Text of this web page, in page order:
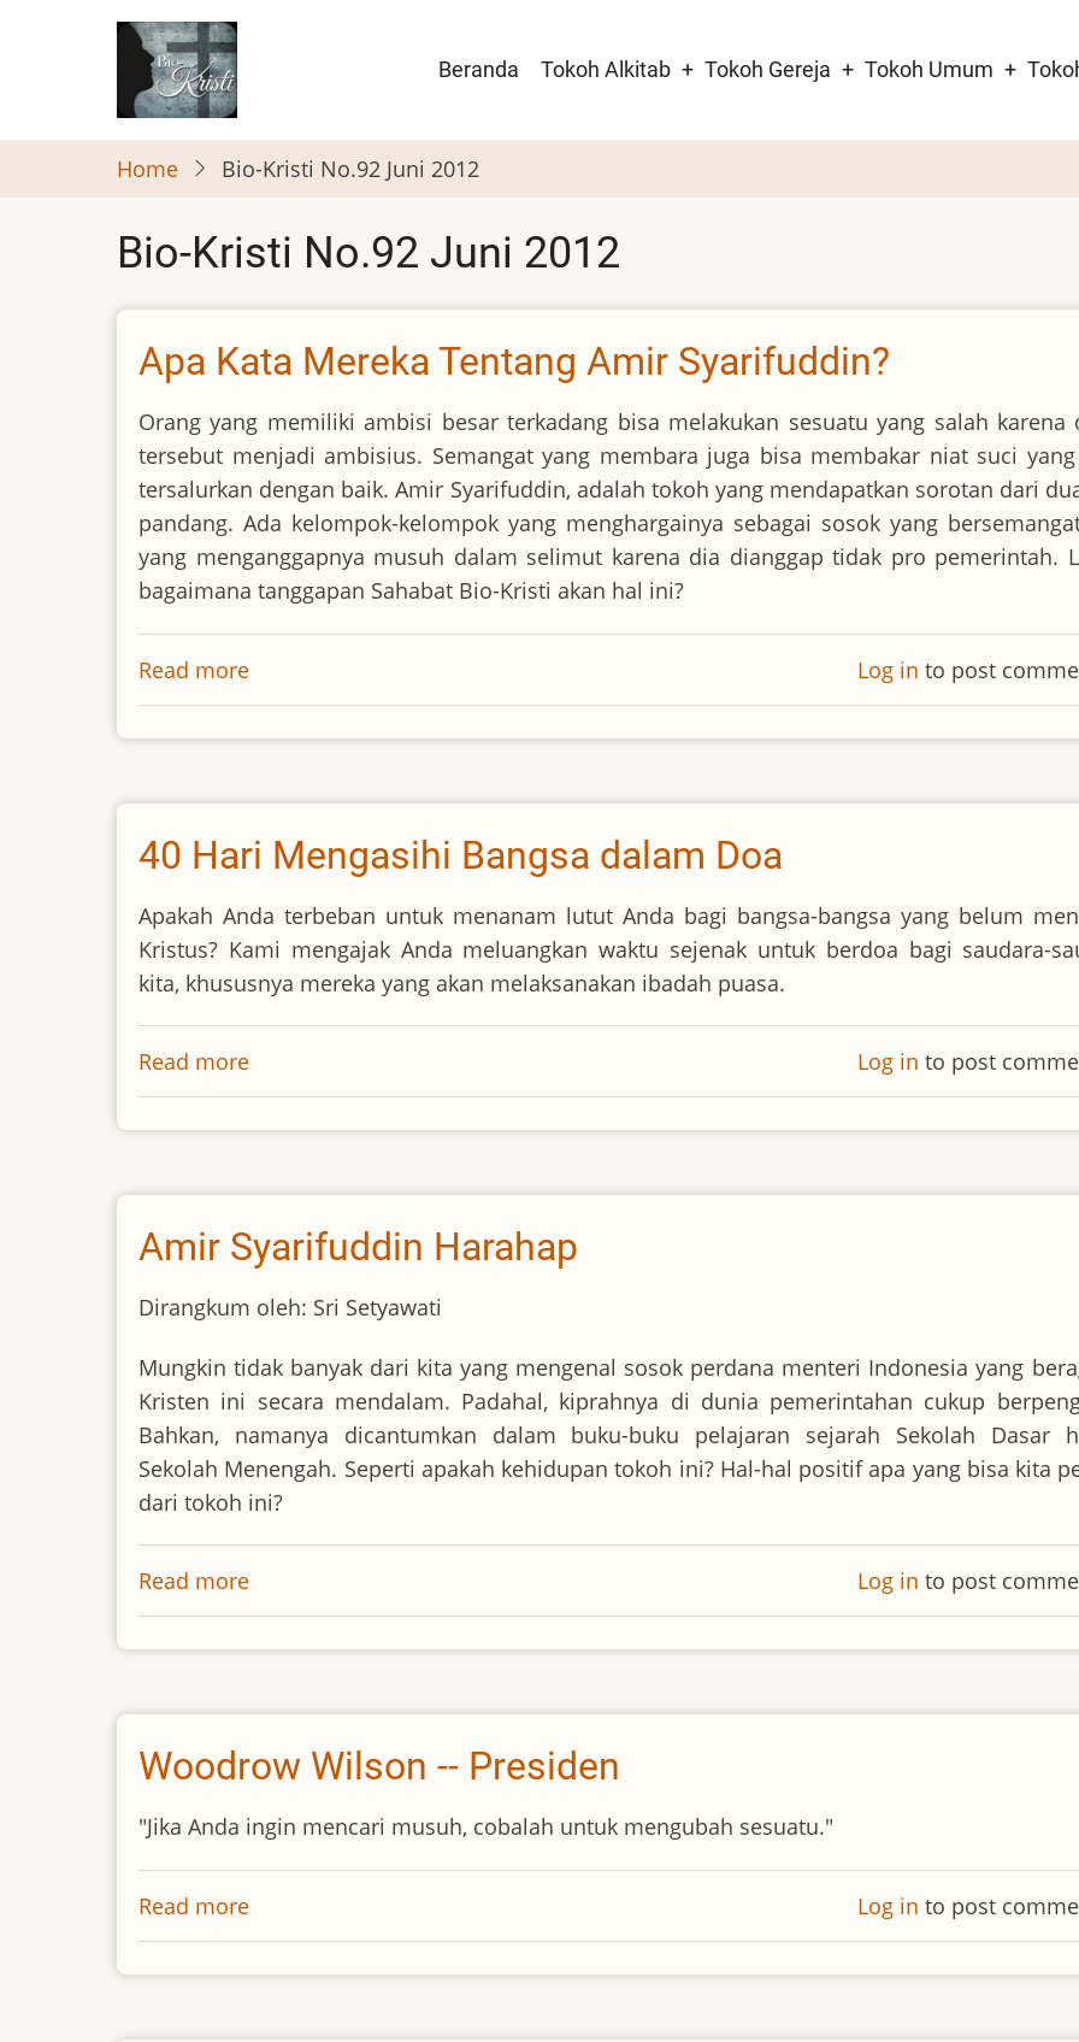
Main
Beranda Tokoh Alkitab Tokoh Gereja Tokoh Umum
Home Bio-Kristi No.92 Juni 2012
Bio-Kristi No.92 Juni 2012
Apa Kata Mereka Tentang Amir Syarifuddin?
Orang yang memiliki ambisi besar terkadang bisa melakukan sesuatu yang salah karena
tersebut menjadi ambisius. Semangat yang membara juga bisa membakar niat suci
tersalurkan dengan baik. Amir Syarifuddin, adalah tokoh yang mendapatkan sorotan dari
pandang. Ada kelompok-kelompok yang menghargainya sebagai sosok yang
yang menganggapnya musuh dalam selimut karena dia dianggap tidak pro pemerintah.
bagaimana tanggapan Sahabat Bio-Kristi akan hal ini?
Read more
Apa
Kata
Tentang
Amir
Syarifuddin?
Log in to post
40 Hari Mengasihi Bangsa dalam Doa
Apakah Anda terbeban untuk menanam lutut Anda bagi bangsa-bangsa yang belum
Kristus? Kami mengajak Anda meluangkan waktu sejenak untuk berdoa bagi saudara-
kita, khususnya mereka yang akan melaksanakan ibadah puasa.
Read more
40
Hari
Bangsa
dalam
Doa
Log in to post
Amir Syarifuddin Harahap
Dirangkum oleh: Sri Setyawati
Mungkin tidak banyak dari kita yang mengenal sosok perdana menteri Indonesia yang
Kristen ini secara mendalam. Padahal, kiprahnya di dunia pemerintahan cukup
Bahkan, namanya dicantumkan dalam buku-buku pelajaran sejarah Sekolah Dasar
Sekolah Menengah. Seperti apakah kehidupan tokoh ini? Hal-hal positif apa yang bisa kita
dari tokoh ini?
Read more
Amir
Syarifuddin
Log in to post
Woodrow Wilson -- Presiden
"Jika Anda ingin mencari musuh, cobalah untuk mengubah sesuatu."
Read more
Woodrow
Wilson
Log in to post